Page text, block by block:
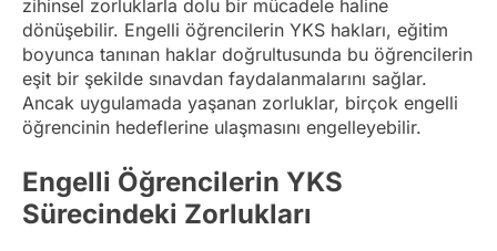
zihinsel zorluklarla dolu bir mücadele haline
dönüşebilir. Engelli öğrencilerin YKS hakları, eğitim
boyunca tanınan haklar doğrultusunda bu öğrencilerin
eşit bir şekilde sınavdan faydalanmalarını sağlar.
Ancak uygulamada yaşanan zorluklar, birçok engelli
öğrencinin hedeflerine ulaşmasını engelleyebilir.
Engelli Öğrencilerin YKS
Sürecindeki Zorlukları